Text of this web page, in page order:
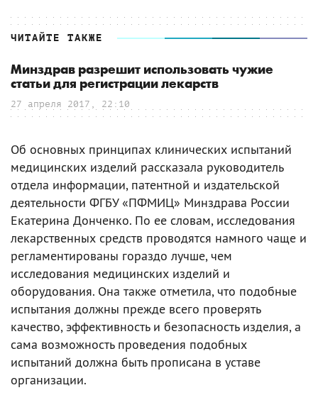
ЧИТАЙТЕ ТАКЖЕ
Минздрав разрешит использовать чужие
статьи для регистрации лекарств
27 апреля 2017, 22:10
Об основных принципах клинических испытаний
медицинских изделий рассказала руководитель
отдела информации, патентной и издательской
деятельности ФГБУ «ПФМИЦ» Минздрава России
Екатерина Донченко. По ее словам, исследования
лекарственных средств проводятся намного чаще и
регламентированы гораздо лучше, чем
исследования медицинских изделий и
оборудования. Она также отметила, что подобные
испытания должны прежде всего проверять
качество, эффективность и безопасность изделия, а
сама возможность проведения подобных
испытаний должна быть прописана в уставе
организации.